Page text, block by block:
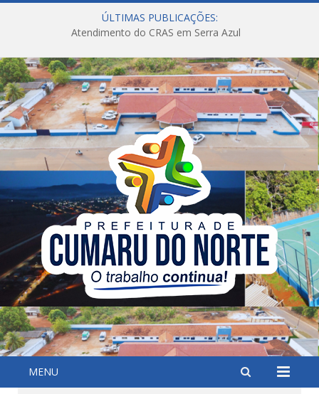
ÚLTIMAS PUBLICAÇÕES:
Atendimento do CRAS em Serra Azul
MENU